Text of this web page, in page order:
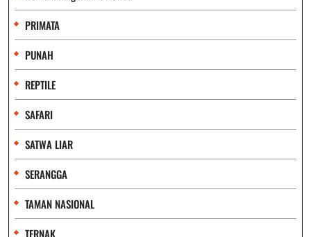
PRIMATA
PUNAH
REPTILE
SAFARI
SATWA LIAR
SERANGGA
TAMAN NASIONAL
TERNAK